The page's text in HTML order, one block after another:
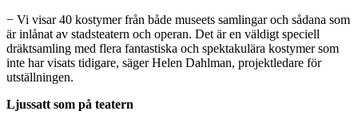
− Vi visar 40 kostymer från både museets samlingar och sådana som
är inlånat av stadsteatern och operan. Det är en väldigt speciell
dräktsamling med flera fantastiska och spektakulära kostymer som
inte har visats tidigare, säger Helen Dahlman, projektledare för
utställningen.
Ljussatt som på teatern